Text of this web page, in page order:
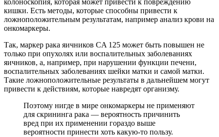
колоноскопия, которая может привести к повреждению
кишки. Есть методы, которые способны привести к
ложноположительным результатам, например анализ крови на
онкомаркеры.
Так, маркер рака яичников CA 125 может быть повышен не
только при опухолях или воспалительных заболеваниях
яичников, а, например, при нарушении функции печени,
воспалительных заболеваниях шейки матки и самой матки.
Такие ложноположительные результаты в дальнейшем могут
привести к действиям, которые навредят организму.
Поэтому нигде в мире онкомаркеры не применяют
для скрининга рака — вероятность причинить
вред при их применении гораздо выше
вероятности принести хоть какую‑то пользу.